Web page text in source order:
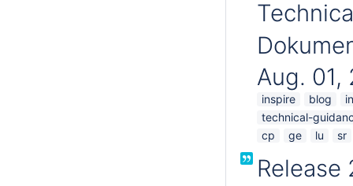
Aug. 01,
inspire blog
technical-
cp
ge lu sr
Release